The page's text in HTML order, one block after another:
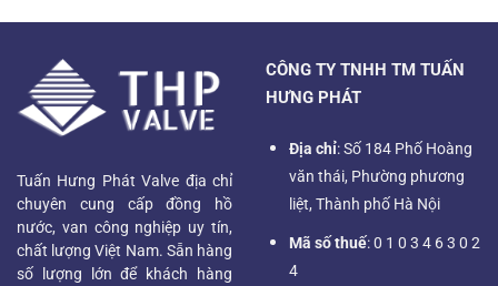
Tuấn Hưng Phát Valve địa chỉ
chuyên cung cấp đồng hồ
nước, van công nghiệp uy tín,
chất lượng Việt Nam. Sẵn hàng
số lượng lớn để khách hàng
CÔNG TY TNHH TM TUẤN
HƯNG PHÁT
Địa chỉ: Số 184 Phố Hoàng
văn thái, Phường phương
liệt, Thành phố Hà Nội
Mã số thuế: 0 1 0 3 4 6 3 0 2
4